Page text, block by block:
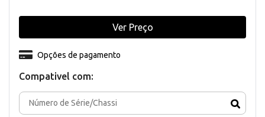
Compativel com:
Opções de pagamento
Ver Preço